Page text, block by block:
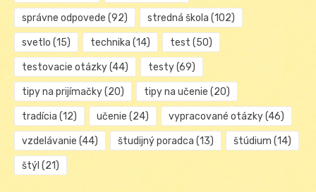
správne odpovede (92) stredná škola (102)
svetlo (15) technika (14) test (50)
testovacie otázky(44) testy(69)
tipy na prijímačky(20) tipy na učenie (20)
tradícia (12) učenie (24) vypracované otázky(46)
vzdelávanie (44) študijný poradca (13) štúdium (14)
štýl (21)